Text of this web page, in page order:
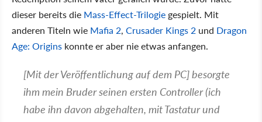
dieser bereits die Mass-Effect-Trilogie gespielt. Mit
anderen Titeln wie Mafia 2, Crusader Kings 2 und Dragon
Age: Origins konnte er aber nie etwas anfangen.
[Mit der Veröffentlichung auf dem PC] besorgte
ihm mein Bruder seinen ersten Controller (ich
habe ihn davon abgehalten, mit Tastatur und